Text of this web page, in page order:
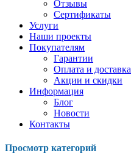
Отзывы
Сертификаты
Услуги
Наши проекты
Покупателям
Гарантии
Оплата и доставка
Акции и скидки
Информация
Блог
Новости
Контакты
Просмотр категорий